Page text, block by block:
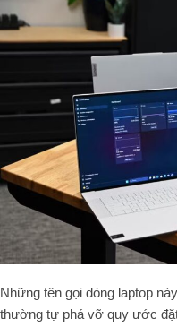
Những tên gọi dòng laptop
thường tự phá vỡ quy ước